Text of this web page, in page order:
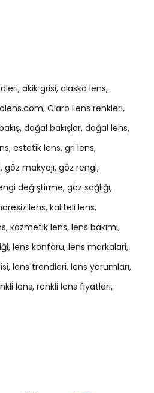
akik grisi alaska lens
Claro Lens renkleri
doğal bakışlar doğal lens
estetik lens gri lens
göz makyajı göz rengi
değiştirme göz sağlığı
lens kaliteli lens
kozmetik lens lens bakımı
lens konforu lens markalari
lens trendleri lens yorumları
lens renkli lens fiyatları